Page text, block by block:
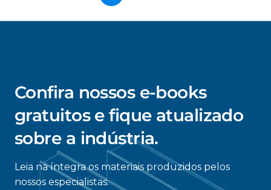
Confira nossos e-books
gratuitos e fique atualizado
sobre a indústria.
Leia na íntegra os materiais produzidos pelos
nossos especialistas.